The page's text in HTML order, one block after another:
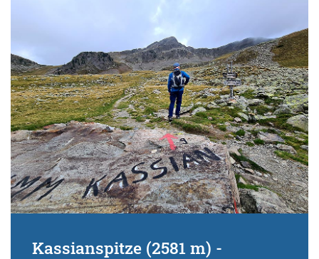
Kassianspitze (2581 m) -